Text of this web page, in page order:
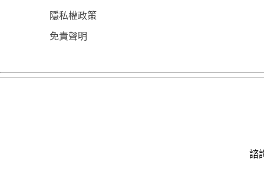
隱私權政策
免責聲明
諮